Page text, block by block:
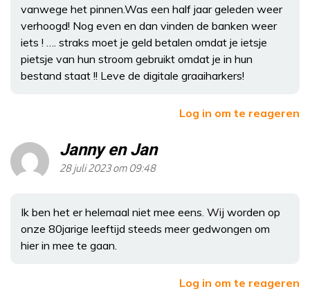
vanwege het pinnen.Was een half jaar geleden weer
verhoogd! Nog even en dan vinden de banken weer
iets ! …. straks moet je geld betalen omdat je ietsje
pietsje van hun stroom gebruikt omdat je in hun
bestand staat !! Leve de digitale graaiharkers!
Log in om te reageren
Janny en Jan
28 juli 2023 om 09:48
Ik ben het er helemaal niet mee eens. Wij worden op
onze 80jarige leeftijd steeds meer gedwongen om
hier in mee te gaan.
Log in om te reageren